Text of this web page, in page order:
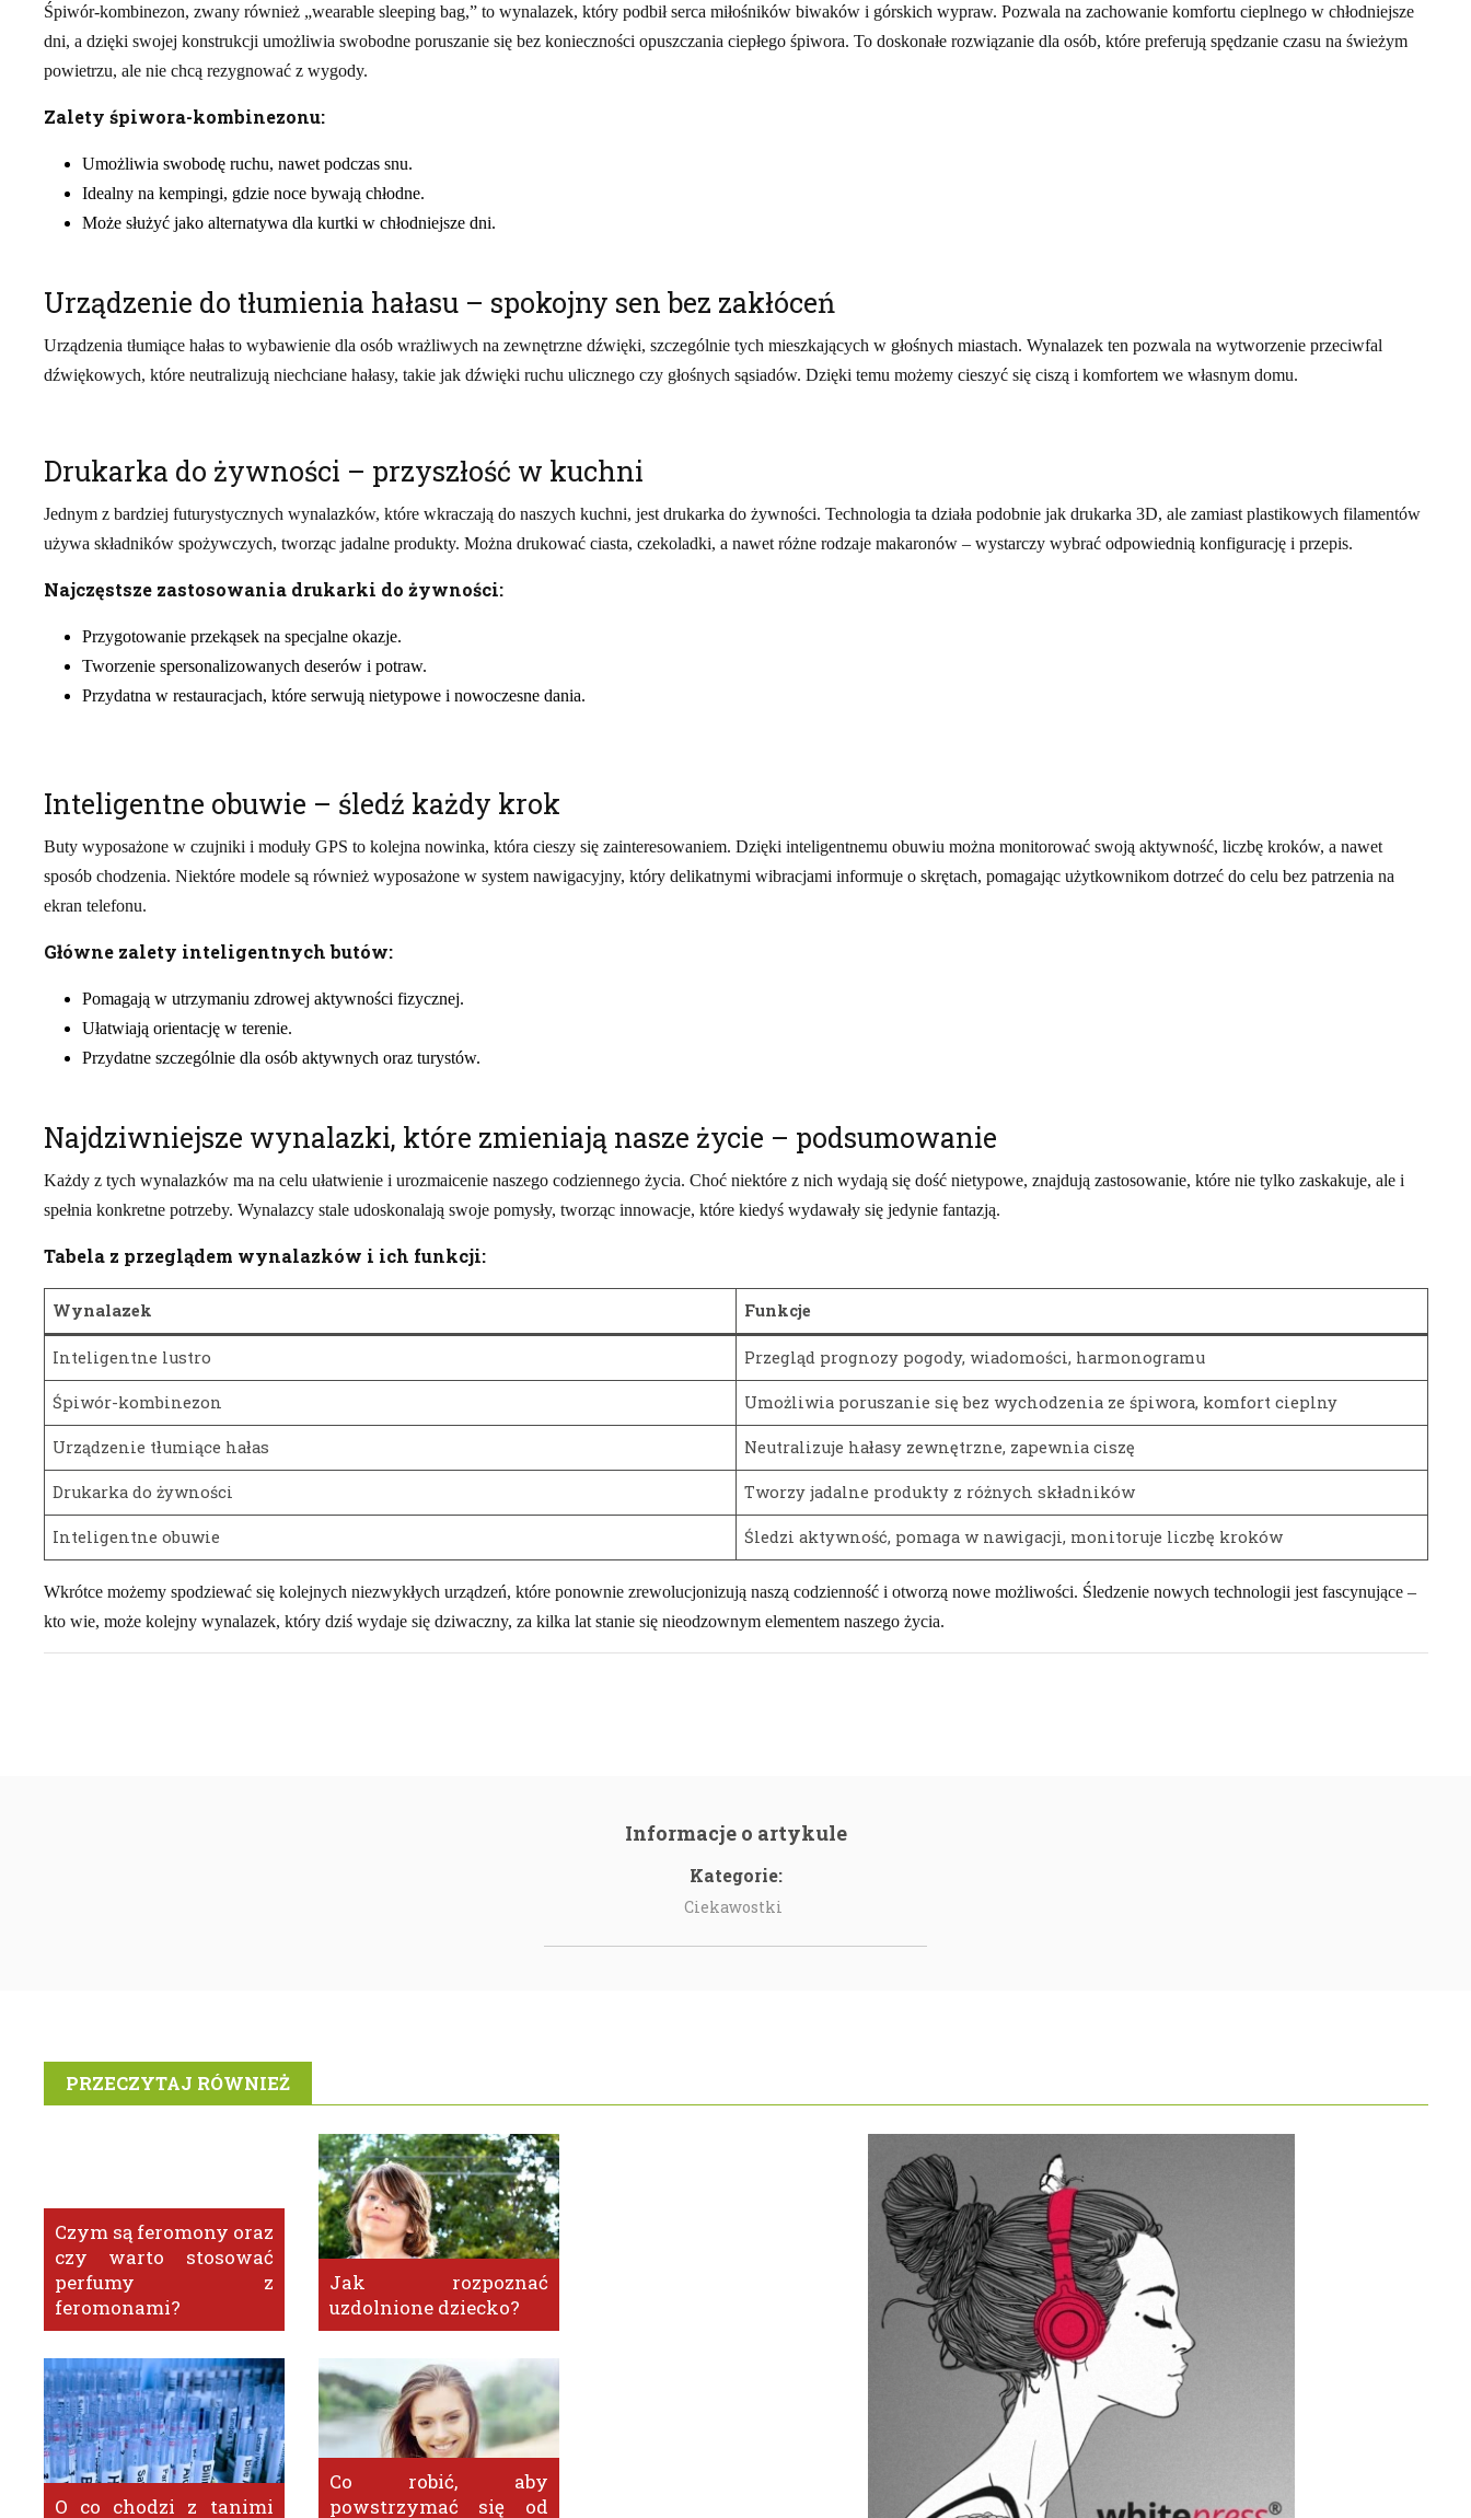
Śpiwór-kombinezon, zwany również „wearable sleeping bag,” to wynalazek, który podbił serca miłośników biwaków i górskich wypraw. Pozwala na zachowanie komfortu cieplnego w chłodniejsze
dni, a dzięki swojej konstrukcji umożliwia swobodne poruszanie się bez konieczności opuszczania ciepłego śpiwora. To doskonałe rozwiązanie dla osób, które preferują spędzanie czasu na świeżym
powietrzu, ale nie chcą rezygnować z wygody.
Zalety śpiwora-kombinezonu:
Umożliwia swobodę ruchu, nawet podczas snu.
Idealny na kempingi, gdzie noce bywają chłodne.
Może służyć jako alternatywa dla kurtki w chłodniejsze dni.
Urządzenie do tłumienia hałasu – spokojny sen bez zakłóceń
Urządzenia tłumiące hałas to wybawienie dla osób wrażliwych na zewnętrzne dźwięki, szczególnie tych mieszkających w głośnych miastach. Wynalazek ten pozwala na wytworzenie przeciwfal
dźwiękowych, które neutralizują niechciane hałasy, takie jak dźwięki ruchu ulicznego czy głośnych sąsiadów. Dzięki temu możemy cieszyć się ciszą i komfortem we własnym domu.
Drukarka do żywności – przyszłość w kuchni
Jednym z bardziej futurystycznych wynalazków, które wkraczają do naszych kuchni, jest drukarka do żywności. Technologia ta działa podobnie jak drukarka 3D, ale zamiast plastikowych filamentów
używa składników spożywczych, tworząc jadalne produkty. Można drukować ciasta, czekoladki, a nawet różne rodzaje makaronów – wystarczy wybrać odpowiednią konfigurację i przepis.
Najczęstsze zastosowania drukarki do żywności:
Przygotowanie przekąsek na specjalne okazje.
Tworzenie spersonalizowanych deserów i potraw.
Przydatna w restauracjach, które serwują nietypowe i nowoczesne dania.
Inteligentne obuwie – śledź każdy krok
Buty wyposażone w czujniki i moduły GPS to kolejna nowinka, która cieszy się zainteresowaniem. Dzięki inteligentnemu obuwiu można monitorować swoją aktywność, liczbę kroków, a nawet
sposób chodzenia. Niektóre modele są również wyposażone w system nawigacyjny, który delikatnymi wibracjami informuje o skrętach, pomagając użytkownikom dotrzeć do celu bez patrzenia na
ekran telefonu.
Główne zalety inteligentnych butów:
Pomagają w utrzymaniu zdrowej aktywności fizycznej.
Ułatwiają orientację w terenie.
Przydatne szczególnie dla osób aktywnych oraz turystów.
Najdziwniejsze wynalazki, które zmieniają nasze życie – podsumowanie
Każdy z tych wynalazków ma na celu ułatwienie i urozmaicenie naszego codziennego życia. Choć niektóre z nich wydają się dość nietypowe, znajdują zastosowanie, które nie tylko zaskakuje, ale i
spełnia konkretne potrzeby. Wynalazcy stale udoskonalają swoje pomysły, tworząc innowacje, które kiedyś wydawały się jedynie fantazją.
Tabela z przeglądem wynalazków i ich funkcji:
Wynalazek Funkcje
Inteligentne lustro Przegląd prognozy pogody, wiadomości, harmonogramu
Śpiwór-kombinezon Umożliwia poruszanie się bez wychodzenia ze śpiwora, komfort cieplny
Urządzenie tłumiące hałas Neutralizuje hałasy zewnętrzne, zapewnia ciszę
Drukarka do żywności Tworzy jadalne produkty z różnych składników
Inteligentne obuwie Śledzi aktywność, pomaga w nawigacji, monitoruje liczbę kroków
Wkrótce możemy spodziewać się kolejnych niezwykłych urządzeń, które ponownie zrewolucjonizują naszą codzienność i otworzą nowe możliwości. Śledzenie nowych technologii jest fascynujące –
kto wie, może kolejny wynalazek, który dziś wydaje się dziwaczny, za kilka lat stanie się nieodzownym elementem naszego życia.
Informacje o artykule
Kategorie:
Ciekawostki
PRZECZYTAJ RÓWNIEŻ
Czym są feromony oraz
czy warto stosować
perfumy z
feromonami?
Jak rozpoznać
uzdolnione dziecko?
O co chodzi z tanimi
Co robić, aby
powstrzymać się od